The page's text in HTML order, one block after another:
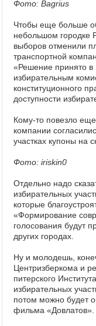
Фото: Bagrius
Чтобы еще больше
небольшом городке
выборов отменили
транспортной
«Решение принято в
избирательным
конституционного
доступности
Кому-то повезло
компании
участках купоны на
Фото: iriskin0
Отдельно надо
избирательных
которые
«Формирование
голосования будут
других городах.
Ну и молодешь,
Центризберкома и
питерского
избирательных
потом можно будет
фильма «Довлатов».